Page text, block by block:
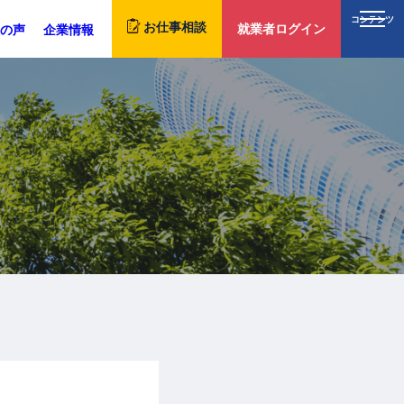
声 企業情報 お仕事相談 就業者ログイン
コンテンツ